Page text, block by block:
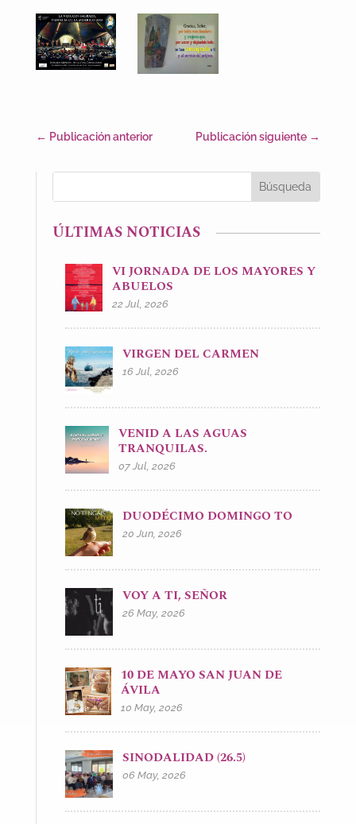
← Publicación anterior Publicación siguiente →
ÚLTIMAS NOTICIAS
VI JORNADA DE LOS MAYORES Y
ABUELOS
22 Jul, 2026
VIRGEN DEL CARMEN
16 Jul, 2026
VENID A LAS AGUAS
TRANQUILAS.
07 Jul, 2026
DUODÉCIMO DOMINGO TO
20 Jun, 2026
VOY A TI, SEÑOR
26 May, 2026
10 DE MAYO SAN JUAN DE
ÁVILA
10 May, 2026
SINODALIDAD (26.5)
06 May, 2026